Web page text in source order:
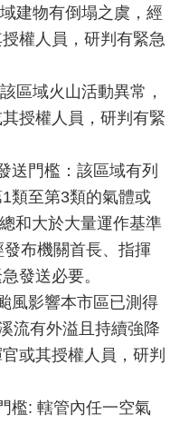
建物有倒塌之虞，經
權人員，研判有緊急
區域火山活動異常，
授權人員，研判有緊
送門檻：該區域有列
類至第3類的氣體或
和大於大量運作基準
布機關首長、指揮
發送必要。
風影響本市區已測得
流有外溢且持續強降
或其授權人員，研判
檻: 轄管內任一空氣